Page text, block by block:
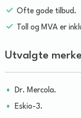
Ofte gode tilbud.
Toll og MVA er
Utvalgte
Dr. Mercola.
Eskio-3.